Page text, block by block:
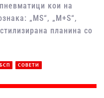
кои на
„MS“, „M+S“,
планина со
СОВЕТИ